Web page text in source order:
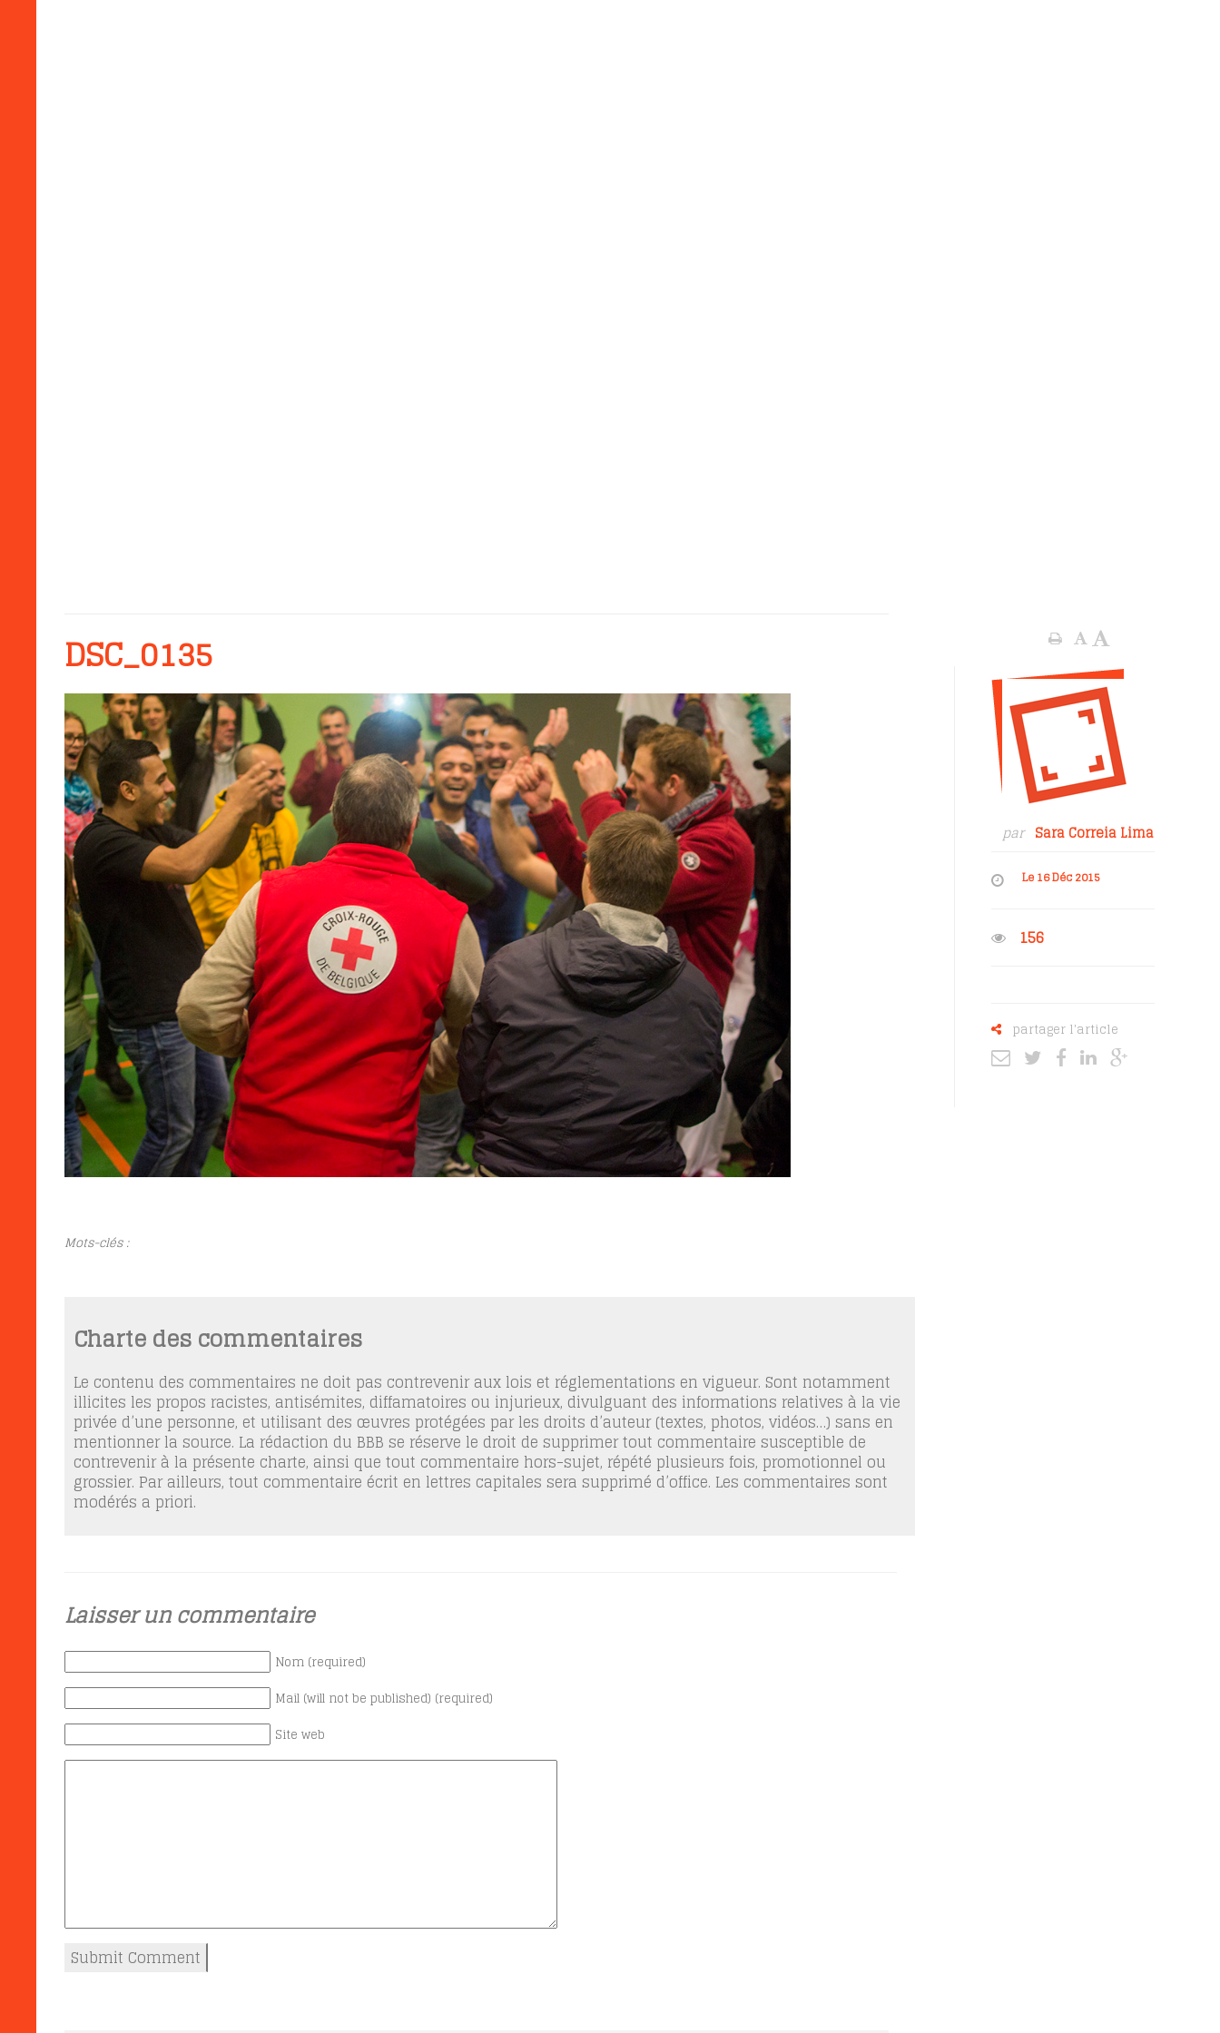
DSC_0135
Mots-clés :
Charte des commentaires
Le contenu des commentaires ne doit pas contrevenir aux lois et réglementations en vigueur. Sont notamment
illicites les propos racistes, antisémites, diffamatoires ou injurieux, divulguant des informations relatives à la vie
privée d’une personne, et utilisant des œuvres protégées par les droits d’auteur (textes, photos, vidéos…) sans en
mentionner la source. La rédaction du BBB se réserve le droit de supprimer tout commentaire susceptible de
contrevenir à la présente charte, ainsi que tout commentaire hors-sujet, répété plusieurs fois, promotionnel ou
grossier. Par ailleurs, tout commentaire écrit en lettres capitales sera supprimé d’office. Les commentaires sont
modérés a priori.
Laisser un commentaire
Nom (required)
Mail (will not be published) (required)
Site web
par Sara Correia Lima
Le 16 Déc 2015
156
partager l'article